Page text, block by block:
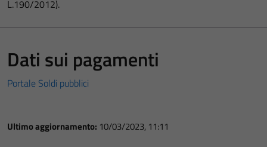
L.190/2012).
Dati sui pagamenti
Portale Soldi pubblici
Ultimo aggiornamento: 10/03/2023, 11:11